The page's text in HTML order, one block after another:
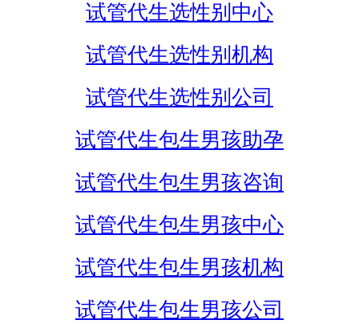
试管代生选性别中心
试管代生选性别机构
试管代生选性别公司
试管代生包生男孩助孕
试管代生包生男孩咨询
试管代生包生男孩中心
试管代生包生男孩机构
试管代生包生男孩公司